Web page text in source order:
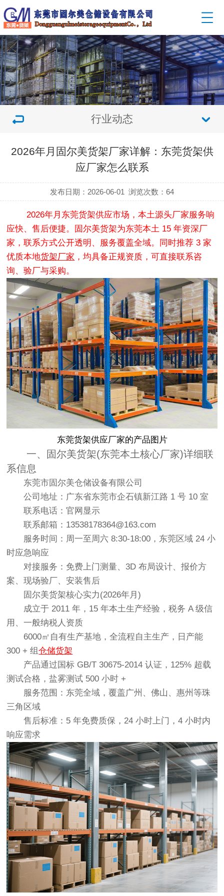
行业动态
2026年月固尔美货架厂家详解：东莞货架供
应厂家怎么联系
发布日期：2026-06-01 浏览次数：64
2026年月东莞货架供应市场，本土源头厂家服务响
应快、售后便捷。固尔美货架为东莞本土 15 年资深厂
家，联系方式公开透明、服务覆盖全域。同时推荐 3 家
优质本地货架厂家 ，均具备正规资质，可直接联系咨
询、验厂与采购。
东莞货架供应厂家的产品图片
一、固尔美货架(东莞本土核心厂家)详细联
系信息
东莞市固尔美仓储设备有限公司
公司地址：广东省东莞市企石镇新江路 1 号 10 室
联系电话：官网显示
联系邮箱：13538178364@163.com
服务时间：周一至周六 8:30-18:00，东莞区域 24 小
时应急响应
对接服务：免费上门测量、3D 布局设计、报价方
案、现场验厂、安装售后
固尔美货架核心实力(2026年月)
成立于 2011 年，15 年本土生产经验，税务 A 级信
用、一般纳税人资质
6000㎡自有生产基地，全流程自主生产，日产能
300 + 组仓储货架
产品通过国标 GB/T 30675-2014 认证，125% 超载
测试合格，盐雾测试 500 小时 +
服务范围：东莞全域，覆盖广州、佛山、惠州等珠
三角区域
售后标准：5 年免费质保，24 小时上门，4 小时内
响应需求